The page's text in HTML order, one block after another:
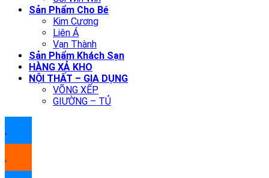
Sản Phẩm Cho Bé
Kim Cương
Liên Á
Vạn Thành
Sản Phẩm Khách Sạn
HÀNG XẢ KHO
NỘI THẤT – GIA DỤNG
VÕNG XẾP
GIƯỜNG – TỦ
.
.